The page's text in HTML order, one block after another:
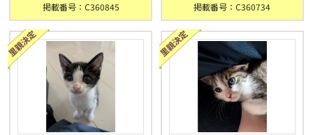
掲載番号：C360845 掲載番号：C360734